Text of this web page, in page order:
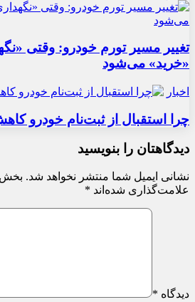
تغییر مسیر تورم خودرو: وقتی
«خرید» می‌شود
اخبار
چرا استقبال از ثبت‌نام خودرو
دیدگاهتان را بنویسید
نشانی ایمیل شما منتشر نخواهد شد.
علامت‌گذاری شده‌اند *
دیدگاه *